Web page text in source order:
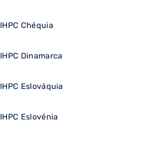
IHPC Chéquia
IHPC Dinamarca
IHPC Eslováquia
IHPC Eslovénia